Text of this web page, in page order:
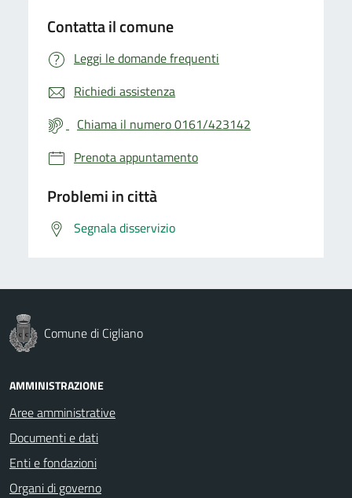
Contatta il comune
Leggi le domande frequenti
Richiedi assistenza
Chiama il numero 0161/423142
Prenota appuntamento
Problemi in città
Segnala disservizio
Comune di Cigliano
AMMINISTRAZIONE
Aree amministrative
Documenti e dati
Enti e fondazioni
Organi di governo